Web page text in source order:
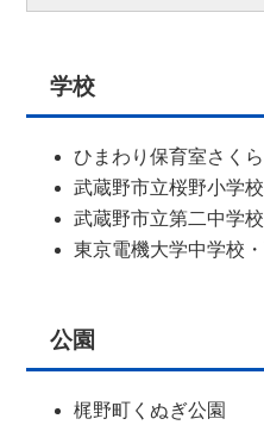
学校
ひまわり保育室さくら
武蔵野市立桜野小学
武蔵野市立第二中学校
東京電機大学中学校
公園
梶野町くぬぎ公園